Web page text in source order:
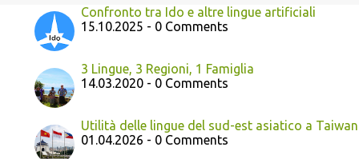
Confronto tra Ido e altre lingue artificiali
15.10.2025 - 0 Comments
3 Lingue, 3 Regioni, 1 Famiglia
14.03.2020 - 0 Comments
Utilità delle lingue del sud-est asiatico a Taiwan
01.04.2026 - 0 Comments